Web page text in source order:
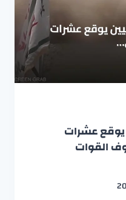
يوقع عشرات
القوات